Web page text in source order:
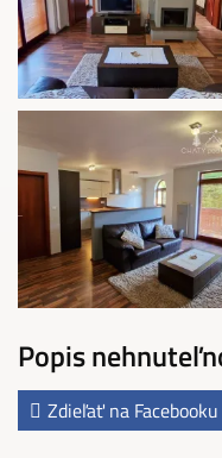
Popis
Zdieľať na Facebooku